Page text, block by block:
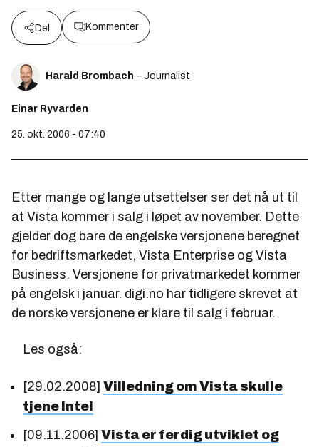
Del Kommenter
Harald Brombach – Journalist
Einar Ryvarden
25. okt. 2006 - 07:40
Etter mange og lange utsettelser ser det nå ut til
at Vista kommer i salg i løpet av november. Dette
gjelder dog bare de engelske versjonene beregnet
for bedriftsmarkedet, Vista Enterprise og Vista
Business. Versjonene for privatmarkedet kommer
på engelsk i januar. digi.no har tidligere skrevet at
de norske versjonene er klare til salg i februar.
Les også:
[29.02.2008] Villedning om Vista skulle
tjene Intel
[09.11.2006] Vista er ferdig utviklet og